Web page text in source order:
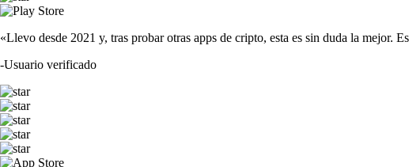
«Llevo desde 2021 y, tras probar otras apps de cripto, esta es sin duda la mejor.
-Usuario verificado